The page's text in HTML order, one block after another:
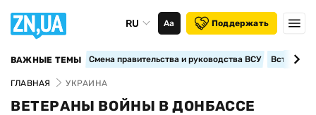
RU Аа Поддержать
ВАЖНЫЕ ТЕМЫ Смена правительства и руководства ВСУ
ГЛАВНАЯ УКРАИНА
ВЕТЕРАНЫ ВОЙНЫ В ДОНБАССЕ